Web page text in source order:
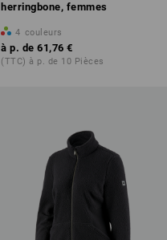
herringbone, femmes
4 couleurs
à p. de 61,76 €
(TTC) à p. de 10 Pièces